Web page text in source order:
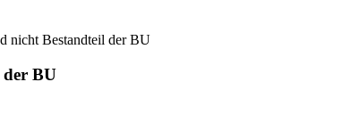
nicht Bestandteil der BU
BU